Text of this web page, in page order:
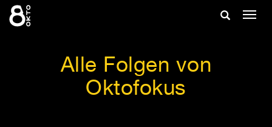
Zum
Inhalt
Suche
Alle Folgen von
Oktofokus